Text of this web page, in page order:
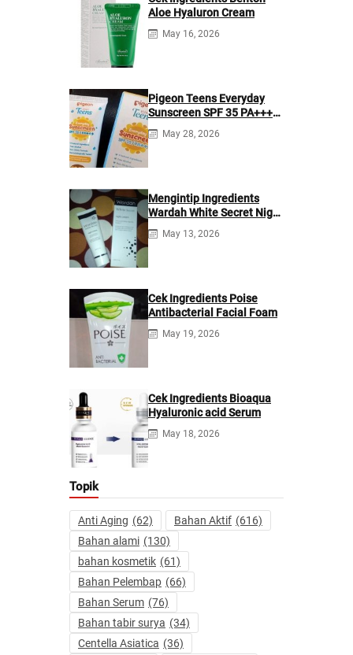
Aloe Hyaluron Cream
May 16, 2026
Pigeon Teens Everyday
Sunscreen SPF 35 PA+++
Ingredients
May 28, 2026
Mengintip Ingredients
Wardah White Secret Night
Cream
May 13, 2026
Cek Ingredients Poise
Antibacterial Facial Foam
May 19, 2026
Cek Ingredients Bioaqua
Hyaluronic acid Serum
May 18, 2026
Topik
Anti Aging (62) Bahan Aktif (616)
Bahan alami (130)
bahan kosmetik (61)
Bahan Pelembap (66)
Bahan Serum (76)
Bahan tabir surya (34)
Centella Asiatica (36)